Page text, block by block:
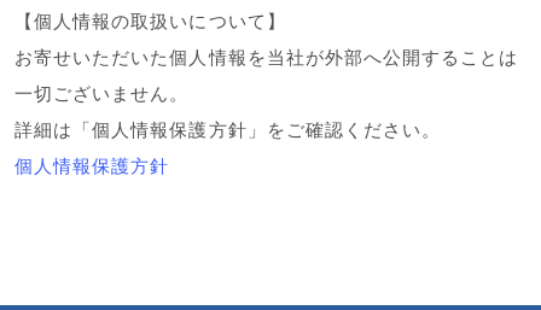
【個人情報の取扱いについて】
お寄せいただいた個人情報を当社が外部へ公開することは
一切ございません。
詳細は「個人情報保護方針」をご確認ください。
個人情報保護方針